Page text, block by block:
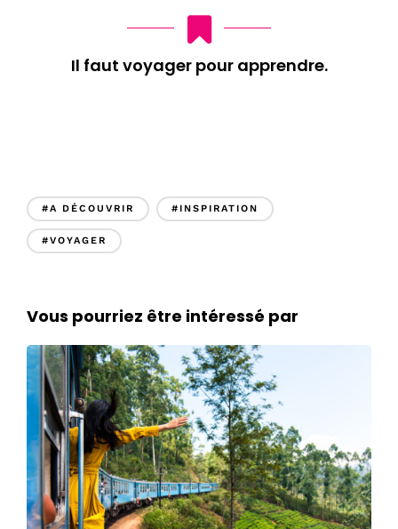
Il faut voyager pour apprendre.
#A DÉCOUVRIR #INSPIRATION
#VOYAGER
Vous pourriez être intéressé par